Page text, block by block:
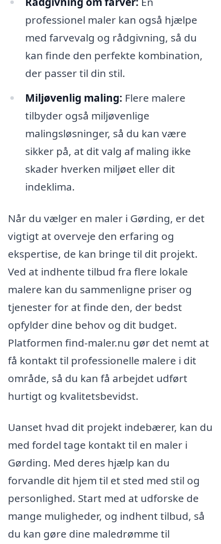
professionel maler kan også hjælpe
med farvevalg og rådgivning, så du
kan finde den perfekte kombination,
der passer til din stil.
Miljøvenlig maling: Flere malere
tilbyder også miljøvenlige
malingsløsninger, så du kan være
sikker på, at dit valg af maling ikke
skader hverken miljøet eller dit
indeklima.
Når du vælger en maler i Gørding, er det
vigtigt at overveje den erfaring og
ekspertise, de kan bringe til dit projekt.
Ved at indhente tilbud fra flere lokale
malere kan du sammenligne priser og
tjenester for at finde den, der bedst
opfylder dine behov og dit budget.
Platformen find-maler.nu gør det nemt at
få kontakt til professionelle malere i dit
område, så du kan få arbejdet udført
hurtigt og kvalitetsbevidst.
Uanset hvad dit projekt indebærer, kan du
med fordel tage kontakt til en maler i
Gørding. Med deres hjælp kan du
forvandle dit hjem til et sted med stil og
personlighed. Start med at udforske de
mange muligheder, og indhent tilbud, så
du kan gøre dine maledrømme til